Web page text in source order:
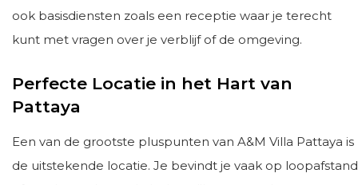
ook basisdiensten zoals een receptie waar je terecht
kunt met vragen over je verblijf of de omgeving.
Perfecte Locatie in het Hart van
Pattaya
Een van de grootste pluspunten van A&M Villa Pattaya is
de uitstekende locatie. Je bevindt je vaak op loopafstand